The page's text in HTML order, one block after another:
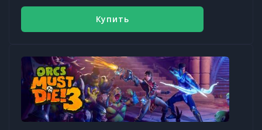
Купить